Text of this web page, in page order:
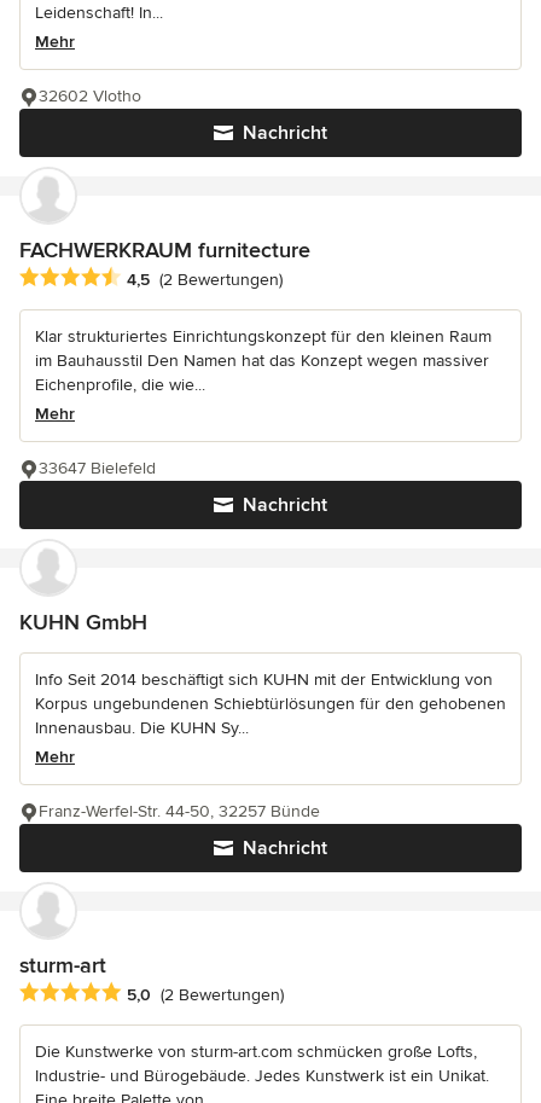
Leidenschaft! In...
Mehr
Nachricht
32602 Vlotho
FACHWERKRAUM furnitecture
Durchschnittliche Bewertung: 4.5 von 5 Sternen
4,5 (2 Bewertungen)
Klar strukturiertes Einrichtungskonzept für den kleinen Raum
im Bauhausstil Den Namen hat das Konzept wegen massiver
Eichenprofile, die wie...
Mehr
Nachricht
33647 Bielefeld
KUHN GmbH
Info Seit 2014 beschäftigt sich KUHN mit der Entwicklung von
Korpus ungebundenen Schiebtürlösungen für den gehobenen
Innenausbau. Die KUHN Sy...
Mehr
Nachricht
Franz-Werfel-Str. 44-50, 32257 Bünde
sturm-art
Durchschnittliche Bewertung: 5 von 5 Sternen
5,0 (2 Bewertungen)
Die Kunstwerke von sturm-art.com schmücken große Lofts,
Industrie- und Bürogebäude. Jedes Kunstwerk ist ein Unikat.